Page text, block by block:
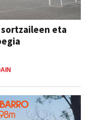
sortzaileen eta